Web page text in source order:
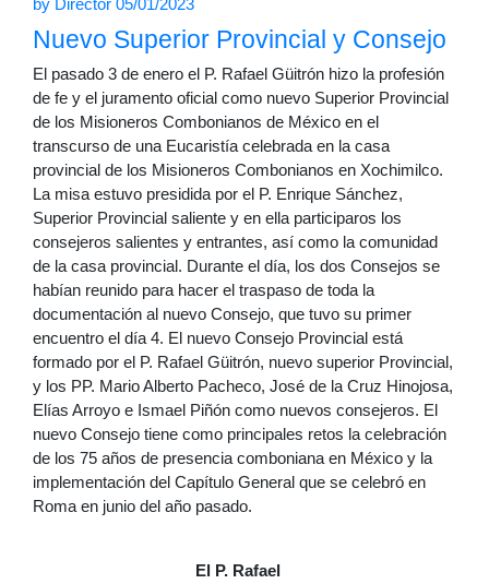
by Director 05/01/2023
Nuevo Superior Provincial y Consejo
El pasado 3 de enero el P. Rafael Güitrón hizo la profesión
de fe y el juramento oficial como nuevo Superior Provincial
de los Misioneros Combonianos de México en el
transcurso de una Eucaristía celebrada en la casa
provincial de los Misioneros Combonianos en Xochimilco.
La misa estuvo presidida por el P. Enrique Sánchez,
Superior Provincial saliente y en ella participaros los
consejeros salientes y entrantes, así como la comunidad
de la casa provincial. Durante el día, los dos Consejos se
habían reunido para hacer el traspaso de toda la
documentación al nuevo Consejo, que tuvo su primer
encuentro el día 4. El nuevo Consejo Provincial está
formado por el P. Rafael Güitrón, nuevo superior Provincial,
y los PP. Mario Alberto Pacheco, José de la Cruz Hinojosa,
Elías Arroyo e Ismael Piñón como nuevos consejeros. El
nuevo Consejo tiene como principales retos la celebración
de los 75 años de presencia comboniana en México y la
implementación del Capítulo General que se celebró en
Roma en junio del año pasado.
El P. Rafael